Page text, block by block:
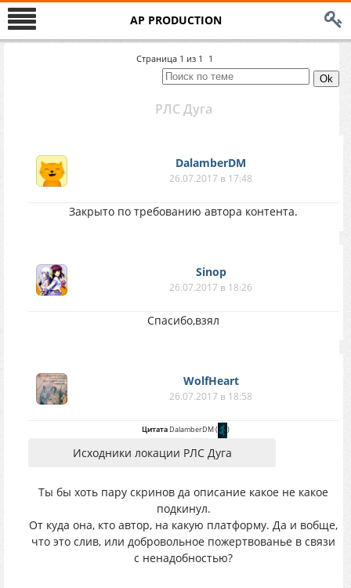
AP PRODUCTION
Страница 1 из 1 1
РЛС Дуга
DalamberDM
26.07.2017 в 17:48
Закрыто по требованию автора контента.
Sinop
26.07.2017 в 18:26
Спасибо,взял
WolfHeart
26.07.2017 в 18:58
ЦитатаDalamberDM( )
Исходники локации РЛС Дуга
Ты бы хоть пару скринов да описание какое не какое
подкинул.
От куда она, кто автор, на какую платформу. Да и вобще,
что это слив, или добровольное пожертвованье в связи
с ненадобностью?